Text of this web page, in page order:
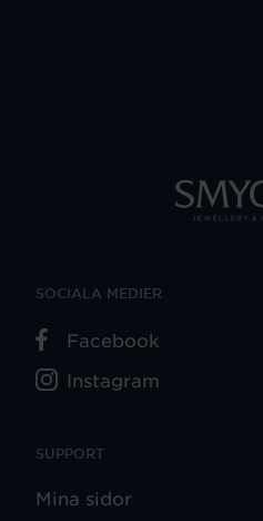
SUPPORT
Mina sidor
SOCIALA MEDIER
Facebook
Instagram